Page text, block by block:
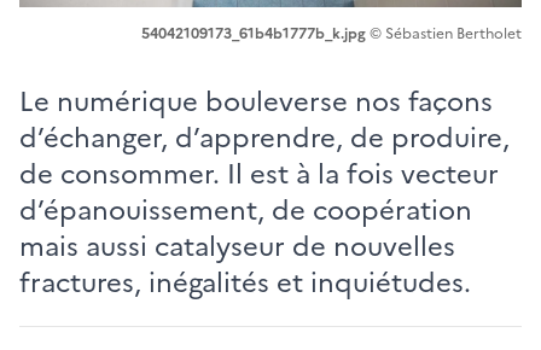
54042109173_61b4b1777b_k.jpg© Sébastien Bertholet
Le numérique bouleverse nos façons
d’échanger, d’apprendre, de produire,
de consommer. Il est à la fois vecteur
d’épanouissement, de coopération
mais aussi catalyseur de nouvelles
fractures, inégalités et inquiétudes.